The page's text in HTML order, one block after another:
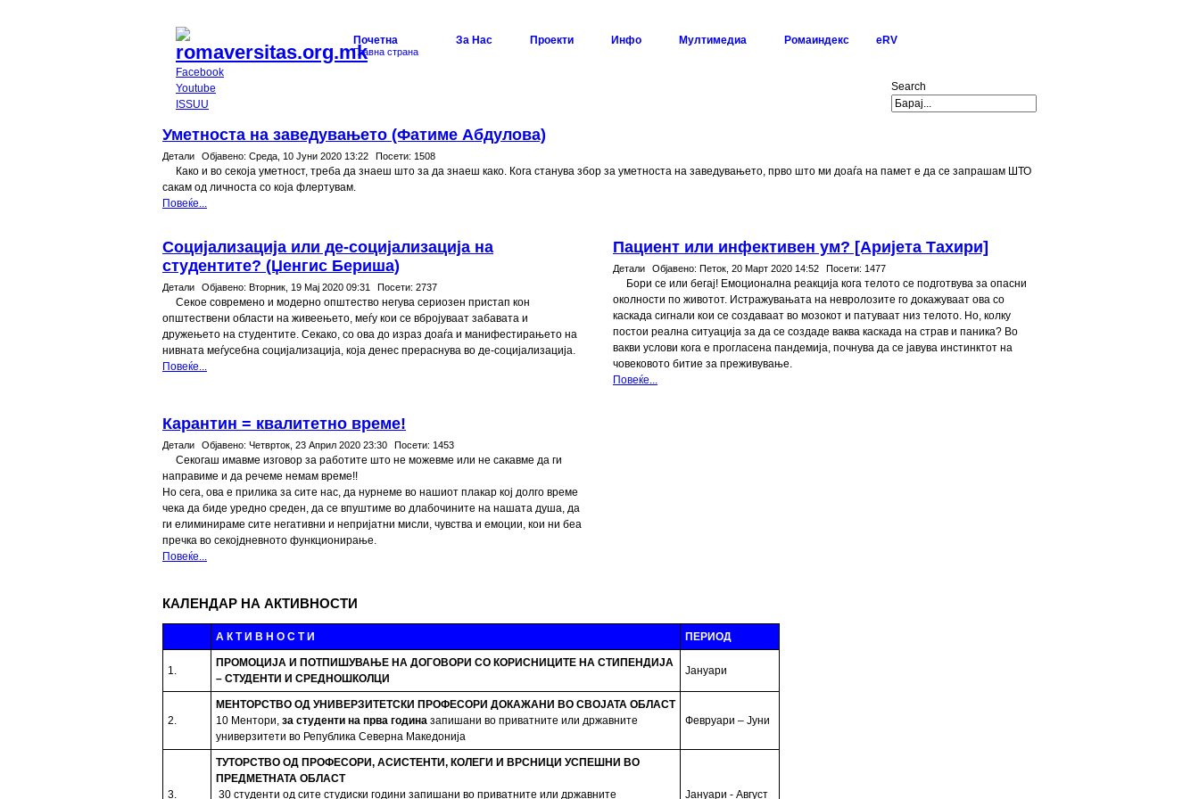
Почетна
Главна страна
За Нас Проекти Инфо Мултимедиа Ромаиндекс eRV
Search
Facebook
Youtube
ISSUU
Уметноста на заведувањето (Фатиме Абдулова)
Детали Објавено: Среда, 10 Јуни 2020 13:22 Посети: 1508
Како и во секоја уметност, треба да знаеш што за да знаеш како. Кога станува збор за уметноста на заведувањето, прво што ми доаѓа на памет е да се запрашам ШТО
сакам од личноста со која флертувам.
Повеќе...
Социјализација или де-социјализација на
студентите? (Џенгис Бериша)
Детали Објавено: Вторник, 19 Мај 2020 09:31 Посети: 2737
Секое современо и модерно општество негува сериозен пристап кон
општествени области на живеењето, меѓу кои се вбројуваат забавата и
дружењето на студентите. Секако, со ова до израз доаѓа и манифестирањето на
нивната меѓусебна социјализација, која денес прераснува во де-социјализација.
Повеќе...
Пациент или инфективен ум? [Аријета Тахири]
Детали Објавено: Петок, 20 Март 2020 14:52 Посети: 1477
Бори се или бегај! Емоционална реакција кога телото се подготвува за опасни
околности по животот. Истражувањата на невролозите го докажуваат ова со
каскада сигнали кои се создаваат во мозокот и патуваат низ телото. Но, колку
постои реална ситуација за да се создаде ваква каскада на страв и паника? Во
вакви услови кога е прогласена пандемија, почнува да се јавува инстинктот на
човековото битие за преживување.
Повеќе...
Карантин = квалитетно време!
Детали Објавено: Четврток, 23 Април 2020 23:30 Посети: 1453
Секогаш имавме изговор за работите што не можевме или не сакавме да ги
направиме и да речеме немам време!!
Но сега, ова е прилика за сите нас, да нурнеме во нашиот плакар кој долго време
чека да биде уредно среден, да се впуштиме во длабочините на нашата душа, да
ги елиминираме сите негативни и непријатни мисли, чувства и емоции, кои ни беа
пречка во секојдневното функционирање.
Повеќе...
КАЛЕНДАР НА АКТИВНОСТИ
А К Т И В Н О С Т И ПЕРИОД
1.
ПРОМОЦИЈА И ПОТПИШУВАЊЕ НА ДОГОВОРИ СО КОРИСНИЦИТЕ НА СТИПЕНДИЈА
– СТУДЕНТИ И СРЕДНОШКОЛЦИ
Јануари
2.
МЕНТОРСТВО ОД УНИВЕРЗИТЕТСКИ ПРОФЕСОРИ ДОКАЖАНИ ВО СВОЈАТА ОБЛАСТ
10 Ментори, за студенти на прва година запишани во приватните или државните
универзитети во Република Северна Македонија
Февруари – Јуни
3.
ТУТОРСТВО ОД ПРОФЕСОРИ, АСИСТЕНТИ, КОЛЕГИ И ВРСНИЦИ УСПЕШНИ ВО
ПРЕДМЕТНАТА ОБЛАСТ
30 студенти од сите студиски години запишани во приватните или државните
Јануари - Август